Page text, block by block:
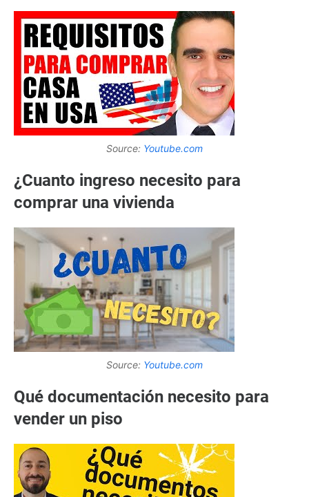
Source: Youtube.com
¿Cuanto ingreso necesito para
comprar una vivienda
Source: Youtube.com
Qué documentación necesito para
vender un piso